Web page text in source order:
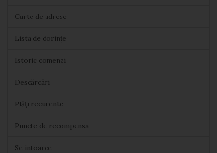
Carte de adrese
Lista de dorințe
Istoric comenzi
Descărcări
Plăți recurente
Puncte de recompensa
Se intoarce